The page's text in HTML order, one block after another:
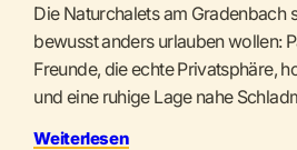
Die Naturchalets am Gradenbach
bewusst anders urlauben wollen:
Freunde, die echte Privatsphäre,
und eine ruhige Lage nahe
Weiterlesen